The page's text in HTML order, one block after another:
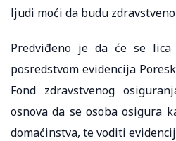
ljudi moći da budu
Predviđeno je da će se
posredstvom evidencija
Fond zdravstvenog
osnova da se osoba osigura
domaćinstva, te voditi